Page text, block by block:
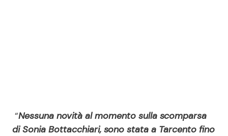
“Nessuna novità al momento sulla scomparsa
di Sonia Bottacchiari, sono stata a Tarcento fino